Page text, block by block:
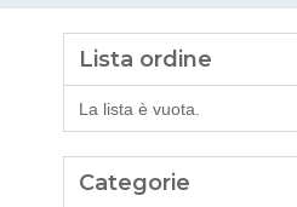
Lista ordine
La lista è vuota.
Categorie